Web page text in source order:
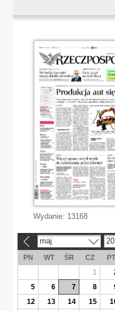
Wydanie: 13168
maj
PN WT ŚR CZ PT
1
5
6 7 8
12
13 14 15